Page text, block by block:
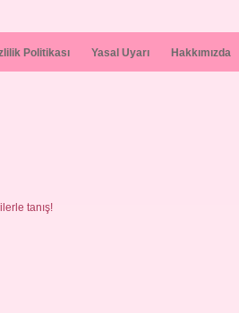
Politikası Yasal Uyarı Hakkımızda
tanış!